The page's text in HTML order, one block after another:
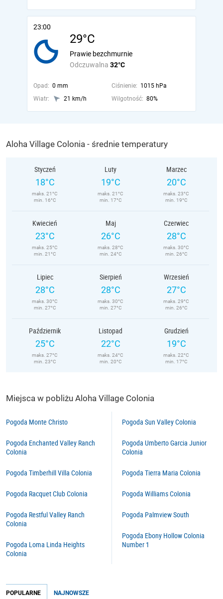
23:00
29°C
Odczuwalna 32°C
Prawie bezchmurnie
Opad: 0 mm Ciśnienie: 1015 hPa
Wiatr:
21 km/h Wilgotność: 80%
Aloha Village Colonia - średnie temperatury
Styczeń
18°C
maks. 21°C
min. 16°C
Luty
19°C
maks. 21°C
min. 17°C
Marzec
20°C
maks. 23°C
min. 19°C
Kwiecień
23°C
maks. 25°C
min. 21°C
Maj
26°C
maks. 28°C
min. 24°C
Czerwiec
28°C
maks. 30°C
min. 26°C
Lipiec
28°C
maks. 30°C
min. 27°C
Sierpień
28°C
maks. 30°C
min. 27°C
Wrzesień
27°C
maks. 29°C
min. 26°C
Październik
25°C
maks. 27°C
min. 23°C
Listopad
22°C
maks. 24°C
min. 20°C
Grudzień
19°C
maks. 22°C
min. 17°C
Miejsca w pobliżu Aloha Village Colonia
Pogoda Monte Christo
Pogoda Enchanted Valley Ranch
Colonia
Pogoda Timberhill Villa Colonia
Pogoda Racquet Club Colonia
Pogoda Restful Valley Ranch
Colonia
Pogoda Loma Linda Heights
Colonia
Pogoda Sun Valley Colonia
Pogoda Umberto Garcia Junior
Colonia
Pogoda Tierra Maria Colonia
Pogoda Williams Colonia
Pogoda Palmview South
Pogoda Ebony Hollow Colonia
Number 1
POPULARNE NAJNOWSZE